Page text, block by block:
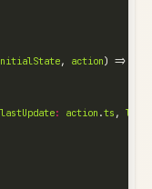
, action) =>
lastUpdate: action .ts ,